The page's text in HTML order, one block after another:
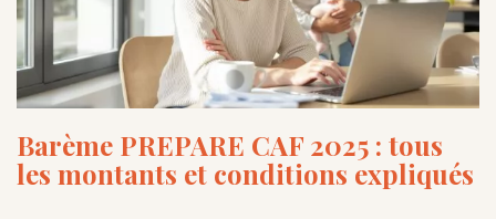
Barème PREPARE CAF 2025 : tous
les montants et conditions expliqués